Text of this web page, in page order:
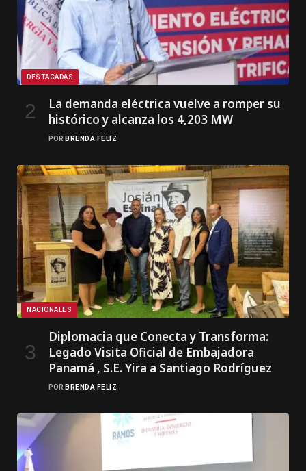
DESTACADAS
La demanda eléctrica vuelve a romper su
histórico y alcanza los 4,203 MW
POR BRENDA FELIZ
NACIONALES
Diplomacia que Conecta y Transforma:
Legado Visita Oficial de Embajadora
Panamá , S.E. Yira a Santiago Rodríguez
POR BRENDA FELIZ